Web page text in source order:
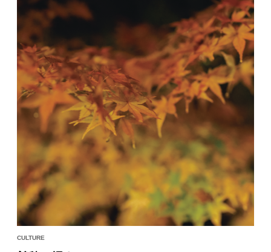
CULTURE